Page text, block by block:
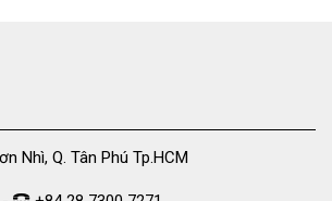
Nhì, Q. Tân Phú Tp.HCM